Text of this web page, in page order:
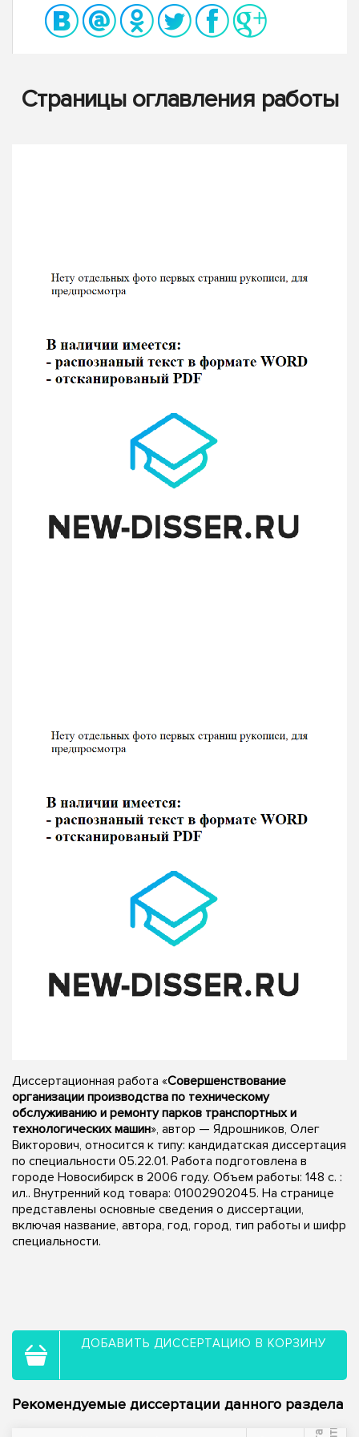
Страницы оглавления работы
Диссертационная работа «Совершенствование
организации производства по техническому
обслуживанию и ремонту парков транспортных и
технологических машин», автор — Ядрошников, Олег
Викторович, относится к типу: кандидатская диссертация
по специальности 05.22.01. Работа подготовлена в
городе Новосибирск в 2006 году. Объем работы: 148 с. :
ил.. Внутренний код товара: 01002902045. На странице
представлены основные сведения о диссертации,
включая название, автора, год, город, тип работы и шифр
специальности.
ДОБАВИТЬ ДИССЕРТАЦИЮ В КОРЗИНУ
Рекомендуемые диссертации данного раздела